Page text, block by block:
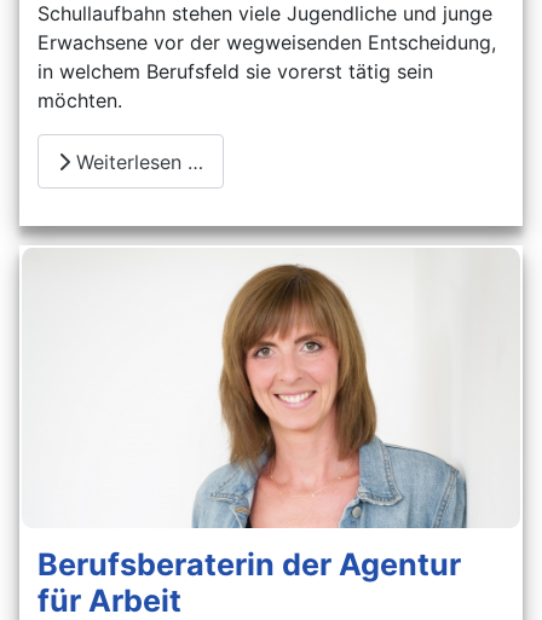
Schullaufbahn stehen viele Jugendliche und junge
Erwachsene vor der wegweisenden Entscheidung,
in welchem Berufsfeld sie vorerst tätig sein
möchten.
Weiterlesen …
Berufsberaterin der Agentur
für Arbeit